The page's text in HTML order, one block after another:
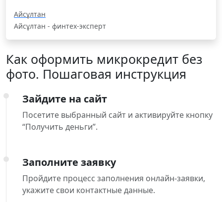
Айсұлтан
Айсұлтан - финтех-эксперт
Как оформить микрокредит без
фото. Пошаговая инструкция
Зайдите на сайт
Посетите выбранный сайт и активируйте кнопку
“Получить деньги”.
Заполните заявку
Пройдите процесс заполнения онлайн-заявки,
укажите свои контактные данные.